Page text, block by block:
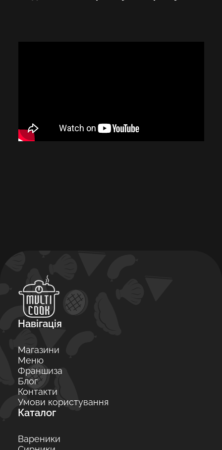
Навігація
Магазини
Меню
Франшиза
Блог
Контакти
Умови користування
Каталог
Вареники